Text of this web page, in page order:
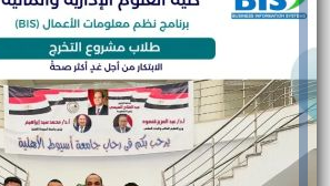
والحنجرة ينجح في استئصال ورم خبيث
من...